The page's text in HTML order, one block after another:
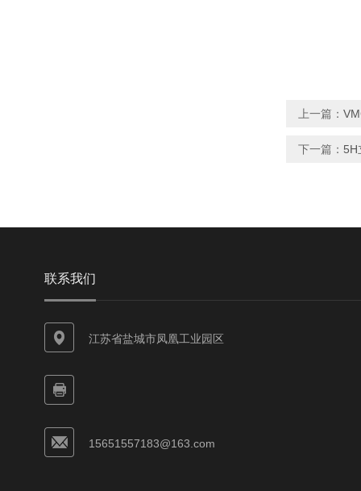
上一篇：
下一篇： 5H
联系我们
江苏省盐城市凤凰工业园区
15651557183@163.com